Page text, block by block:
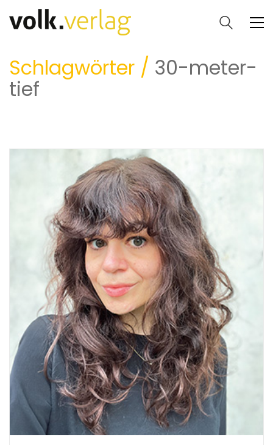
Schlagwörter / 30-meter-
tief